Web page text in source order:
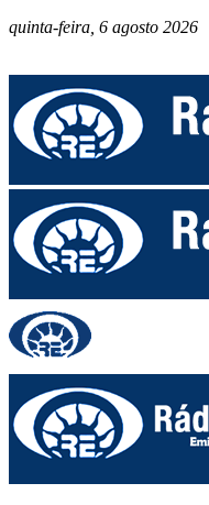
quinta-feira, 6 agosto 2026